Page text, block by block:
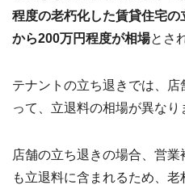
程度の老朽化した賃貸住宅
から200万円程度が相場とさ
テナントの立ち退きでは、
って、立退料の相場が異なり
店舗の立ち退きの場合、営
も立退料に含まれるため、